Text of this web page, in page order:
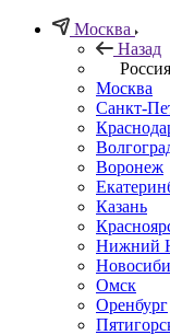
Москва
Назад
Россия
Москва
Санкт-
Воронеж
Казань
Нижний
Омск
Оренбург